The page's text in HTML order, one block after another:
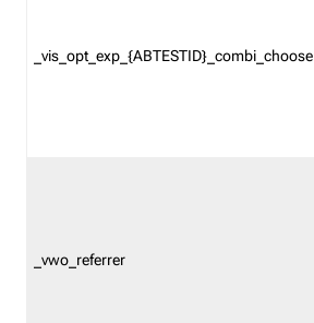
_vis_opt_exp_{ABTESTID}_combi_choose
_vwo_referrer